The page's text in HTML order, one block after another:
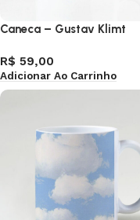
Caneca – Gustav Klimt
R$ 59,00
Adicionar Ao Carrinho